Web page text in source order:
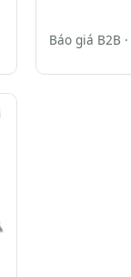
Báo giá B2B ·